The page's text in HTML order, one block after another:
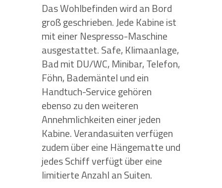
Das Wohlbefinden wird an Bord
groß geschrieben. Jede Kabine ist
mit einer Nespresso-Maschine
ausgestattet. Safe, Klimaanlage,
Bad mit DU/WC, Minibar, Telefon,
Föhn, Bademäntel und ein
Handtuch-Service gehören
ebenso zu den weiteren
Annehmlichkeiten einer jeden
Kabine. Verandasuiten verfügen
zudem über eine Hängematte und
jedes Schiff verfügt über eine
limitierte Anzahl an Suiten.